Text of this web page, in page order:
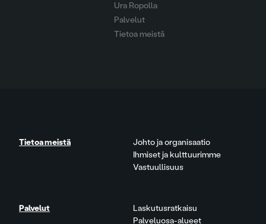
Ura Ropolla
Palvelut
Tietoa meistä
Tietoa meistä
Johto ja organisaatio
Ihmiset ja kulttuurimme
Vastuullisuus
Palvelut
Laskutusratkaisu
Palveluosa-alueet